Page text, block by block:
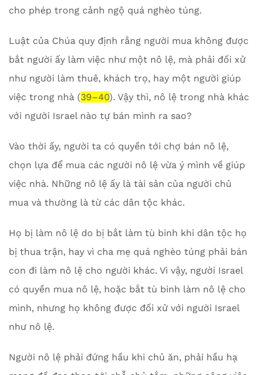
cho phép trong cảnh ngộ quá nghèo túng.
Luật của Chúa quy định rằng người mua không được
bắt người ấy làm việc như một nô lệ, mà phải đối xử
như người làm thuê, khách trọ, hay một người giúp
việc trong nhà (39–40). Vậy thì, nô lệ trong nhà khác
với người Israel nào tự bán mình ra sao?
Vào thời ấy, người ta có quyền tới chợ bán nô lệ,
chọn lựa để mua các người nô lệ vừa ý mình về giúp
việc nhà. Những nô lệ ấy là tài sản của người chủ
mua và thường là từ các dân tộc khác.
Họ bị làm nô lệ do bị bắt làm tù binh khi dân tộc họ
bị thua trận, hay vì cha mẹ quá nghèo túng phải bán
con đi làm nô lệ cho người khác. Vì vậy, người Israel
có quyền mua nô lệ, hoặc bắt tù binh làm nô lệ cho
mình, nhưng họ không được đối xử với người Israel
như nô lệ.
Người nô lệ phải đứng hầu khi chủ ăn, phải hầu hạ